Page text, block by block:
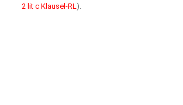
2 lit c Klausel-RL).